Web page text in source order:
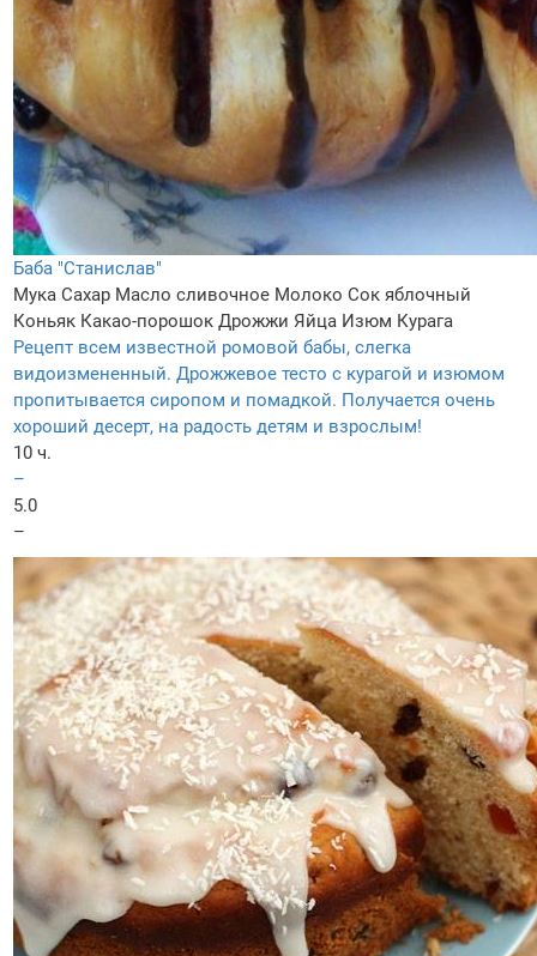
Баба "Станислав"
Мука Сахар Масло сливочное Молоко Сок яблочный
Коньяк Какао-порошок Дрожжи Яйца Изюм Курага
Рецепт всем известной ромовой бабы, слегка
видоизмененный. Дрожжевое тесто с курагой и изюмом
пропитывается сиропом и помадкой. Получается очень
хороший десерт, на радость детям и взрослым!
10 ч.
–
5.0
–